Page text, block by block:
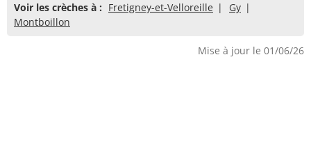
Voir les crèches à : Fretigney-et-Velloreille
Gy
Montboillon
Mise à jour le 01/06/26